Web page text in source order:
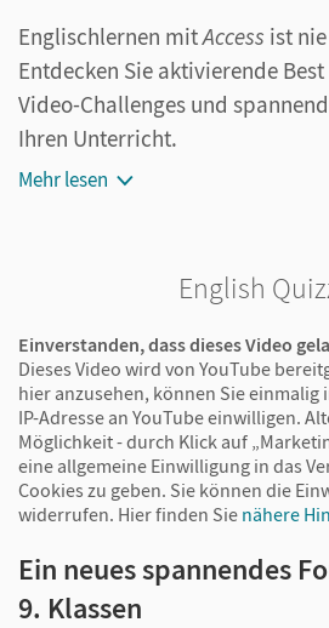
Englischlernen mitAccess ist
Entdecken Sie aktivierende
Video-Challenges und
Ihren Unterricht.
Mehr lesen
English
Einverstanden, dass dieses Video
Dieses Video wird von YouTube
hier anzusehen, können Sie
IP-Adresse an YouTube einwilligen.
Möglichkeit - durch Klick auf
eine allgemeine Einwilligung in das
Cookies zu geben. Sie können die
widerrufen. Hier finden Sie nähere
Ein neues spannendes
9. Klassen